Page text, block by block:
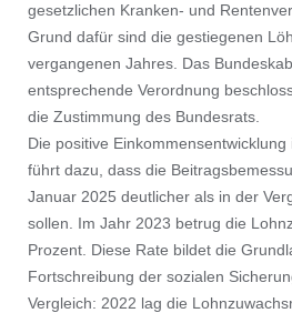
gesetzlichen Kranken- und
Grund dafür sind die gestiegenen
vergangenen Jahres. Das
entsprechende Verordnung
die Zustimmung des Bundesrats.
Die positive
führt dazu, dass die
Januar 2025 deutlicher als in der
sollen. Im Jahr 2023 betrug die
Prozent. Diese Rate bildet die
Fortschreibung der sozialen
Vergleich: 2022 lag die